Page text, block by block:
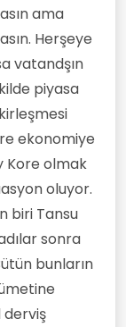
ama
Herşeye
vatandşın
piyasa
ekonomiye
Kore olmak
oluyor.
biri Tansu
sonra
bunların
derviş